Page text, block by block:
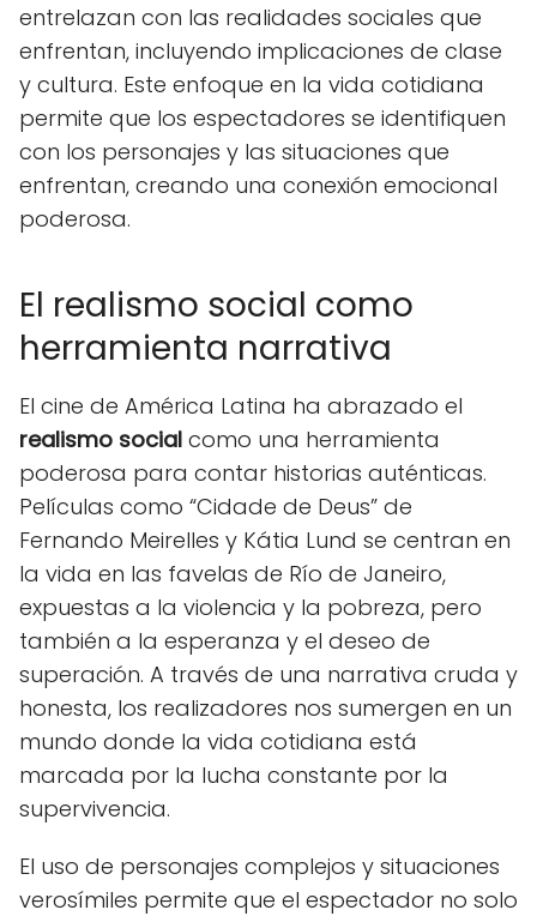
entrelazan con las realidades sociales que
enfrentan, incluyendo implicaciones de clase
y cultura. Este enfoque en la vida cotidiana
permite que los espectadores se identifiquen
con los personajes y las situaciones que
enfrentan, creando una conexión emocional
poderosa.
El realismo social como
herramienta narrativa
El cine de América Latina ha abrazado el
realismo social como una herramienta
poderosa para contar historias auténticas.
Películas como “Cidade de Deus” de
Fernando Meirelles y Kátia Lund se centran en
la vida en las favelas de Río de Janeiro,
expuestas a la violencia y la pobreza, pero
también a la esperanza y el deseo de
superación. A través de una narrativa cruda y
honesta, los realizadores nos sumergen en un
mundo donde la vida cotidiana está
marcada por la lucha constante por la
supervivencia.
El uso de personajes complejos y situaciones
verosímiles permite que el espectador no solo